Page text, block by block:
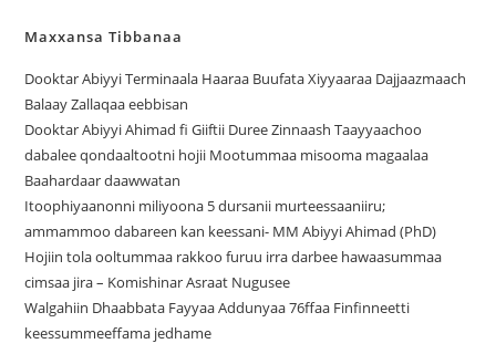
Maxxansa Tibbanaa
Dooktar Abiyyi Terminaala Haaraa Buufata Xiyyaaraa Dajjaazmaach
Balaay Zallaqaa eebbisan
Dooktar Abiyyi Ahimad fi Giiftii Duree Zinnaash Taayyaachoo
dabalee qondaaltootni hojii Mootummaa misooma magaalaa
Baahardaar daawwatan
Itoophiyaanonni miliyoona 5 dursanii murteessaaniiru;
ammammoo dabareen kan keessani- MM Abiyyi Ahimad (PhD)
Hojiin tola ooltummaa rakkoo furuu irra darbee hawaasummaa
cimsaa jira – Komishinar Asraat Nugusee
Walgahiin Dhaabbata Fayyaa Addunyaa 76ffaa Finfinneetti
keessummeeffama jedhame